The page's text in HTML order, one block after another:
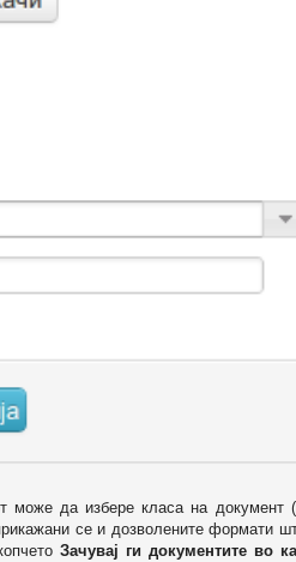
може да избере класа на документ
се и дозволените формати
Зачувај ги документите во